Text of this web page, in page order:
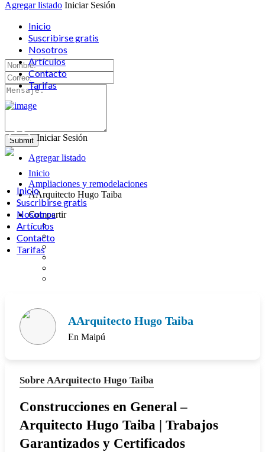
Agregar listado Iniciar Sesión
Inicio
Suscribirse gratis
Nosotros
Artículos
Contacto
Tarifas
Iniciar Sesión
Agregar listado
Inicio
Suscribirse gratis
Nosotros
Artículos
Contacto
Tarifas
Inicio
Ampliaciones y remodelaciones
AArquitecto Hugo Taiba
Compartir
AArquitecto Hugo Taiba
En Maipú
Sobre AArquitecto Hugo Taiba
Construcciones en General –
Arquitecto Hugo Taiba | Trabajos
Garantizados y Certificados